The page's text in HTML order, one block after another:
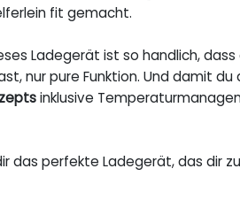
fit gemacht.
Ladegerät ist so handlich,
nur pure Funktion. Und damit
inklusive
das perfekte Ladegerät, das dir